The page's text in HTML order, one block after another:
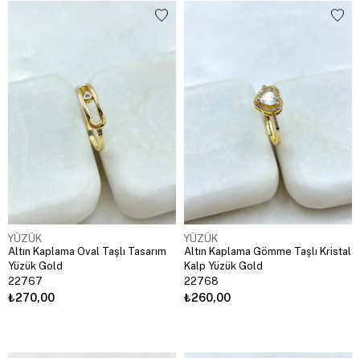
YÜZÜK
Altın Kaplama Oval Taşlı Tasarım
Yüzük Gold
22767
₺270,00
YÜZÜK
Altın Kaplama Gömme Taşlı Kristal
Kalp Yüzük Gold
22768
₺260,00